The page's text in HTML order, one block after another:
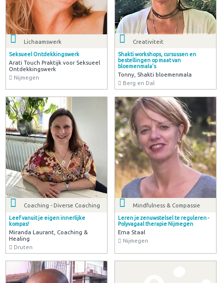
Lichaamswerk
Seksueel Ontdekkingswerk
Arati Touch Praktijk voor Seksueel
Ontdekkingswerk
Nijmegen
Creativiteit
Shakti workshops, cursussen en
bestellingen op maat van
bloemenmala's
Tonny, Shakti bloemenmala
Berg en Dal
Coaching - Diverse Coaching
Leef vanuit je eigen innerlijke
kompas!
Miranda Laurant, Coaching &
Healing
Druten
Mindfulness & Compassie
Leren je zenuwstelsel te reguleren -
Polyvagaal therapie Nijmegen
Erna Staal
Nijmegen